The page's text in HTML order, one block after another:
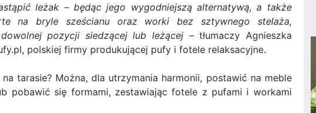
leżak – będąc jego wygodniejszą alternatywą, a także
na bryle sześcianu oraz worki bez sztywnego stelaża,
pozycji siedzącej lub leżącej –tłumaczy Agnieszka
polskiej firmy produkującej pufy i fotele relaksacyjne.
tarasie? Można, dla utrzymania harmonii, postawić na meble
pobawić się formami, zestawiając fotele z pufami i workami